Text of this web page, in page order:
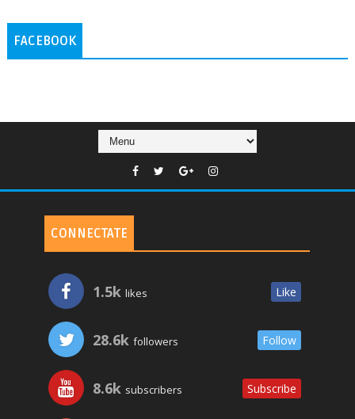
FACEBOOK
CONNECTATE
1.5k likes Like
28.6k followers Follow
8.6k subscribers Subscribe